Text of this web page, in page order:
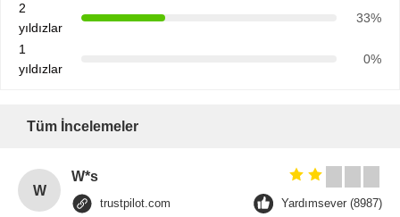
2
yıldızlar
33%
1
yıldızlar
0%
Tüm İncelemeler
W
W*s
trustpilot.com Yardımsever (8987)